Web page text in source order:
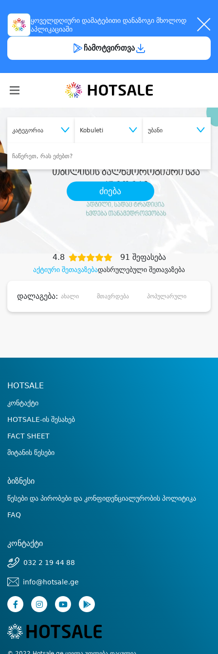
ყოველდღიური დამატებითი დანაზოგი მხოლოდ
აპლიკაციაში
ჩამოტვირთვა
კატეგორია Kobuleti უბანი
ძიება
სასურველი მომსახურება
აქტიური შეთავაზებადასრულებული შეთავაზება
4.8 91 შეფასება
დალაგება: ახალი მთავრდება პოპულარული
HOTSALE
კონტაქტი
HOTSALE-ის შესახებ
FACT SHEET
მიტანის წესები
ბიზნესი
წესები და პირობები და კონფიდენციალურობის პოლიტიკა
FAQ
კონტაქტი
032 2 19 44 88
info@hotsale.ge